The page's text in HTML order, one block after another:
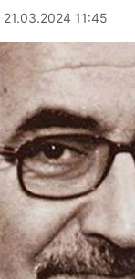
21.03.2024 11:45